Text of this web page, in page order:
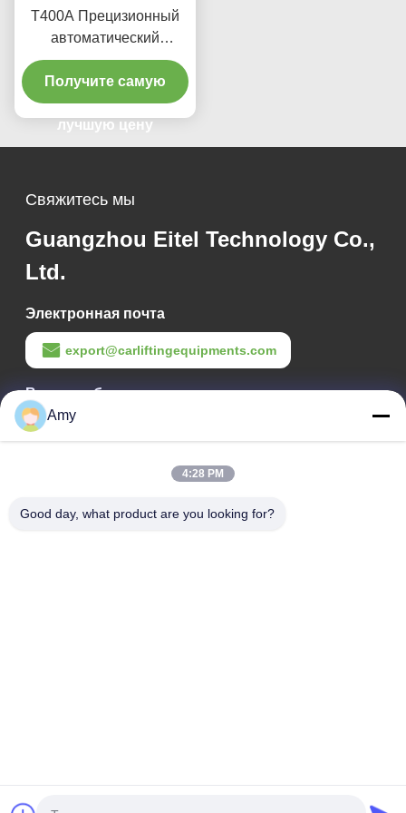
T400A Прецизионный
автоматический
подъемник 380V/220V с
низким профилем
Получите самую
лучшую цену
Свяжитесь мы
Guangzhou Eitel Technology Co.,
Ltd.
Электронная почта
export@carliftingequipments.com
Время работы
09:00-18:00
Национальная дорога 106, район Хуаду, город Гуанчжоу
Amy
4:28 PM
Good day, what product are you looking for?